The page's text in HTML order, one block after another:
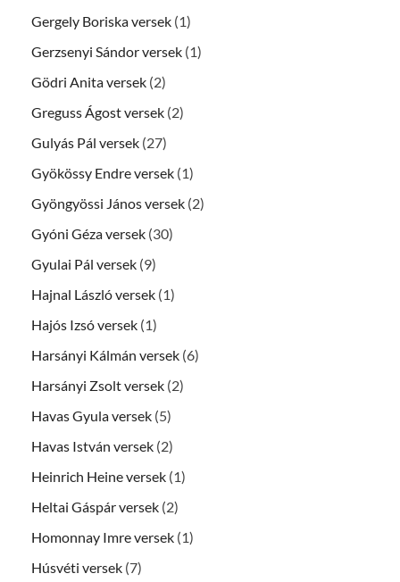
Gergely Boriska versek (1)
Gerzsenyi Sándor versek (1)
Gödri Anita versek (2)
Greguss Ágost versek (2)
Gulyás Pál versek (27)
Gyökössy Endre versek (1)
Gyöngyössi János versek (2)
Gyóni Géza versek (30)
Gyulai Pál versek (9)
Hajnal László versek (1)
Hajós Izsó versek (1)
Harsányi Kálmán versek (6)
Harsányi Zsolt versek (2)
Havas Gyula versek (5)
Havas István versek (2)
Heinrich Heine versek (1)
Heltai Gáspár versek (2)
Homonnay Imre versek (1)
Húsvéti versek (7)